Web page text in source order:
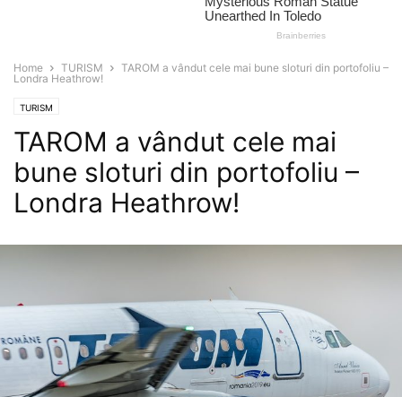
Home TURISM
TAROM a vândut cele mai bune sloturi din portofoliu –
Londra Heathrow!
TURISM
TAROM a vândut cele mai
bune sloturi din portofoliu –
Londra Heathrow!